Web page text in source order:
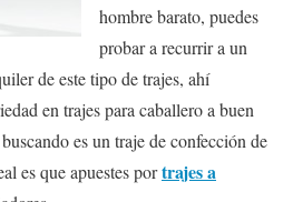
hombre barato, puedes
probar a recurrir a un
de este tipo de trajes, ahí
en trajes para caballero a buen
es un traje de confección de
es que apuestes portrajes a